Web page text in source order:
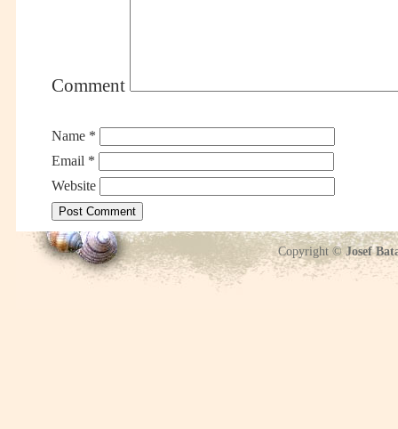
Comment
Name *
Email *
Website
Copyright ©Josef